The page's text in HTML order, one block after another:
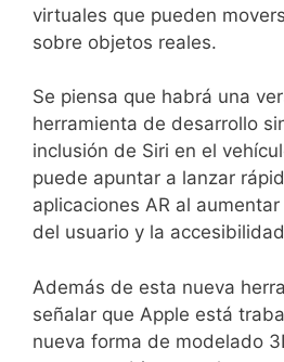
virtuales que pueden
sobre objetos reales.
Se piensa que habrá una
herramienta de desarrollo
inclusión de Siri en el
puede apuntar a lanzar
aplicaciones AR al
del usuario y la
Además de esta nueva
señalar que Apple está
nueva forma de modelado